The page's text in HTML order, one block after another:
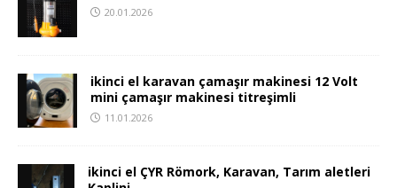
20.01.2026
ikinci el karavan çamaşır makinesi 12 Volt
mini çamaşır makinesi titreşimli
11.01.2026
ikinci el ÇYR Römork, Karavan, Tarım aletleri